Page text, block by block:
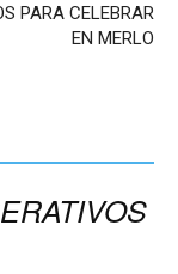
PARA CELEBRAR
EN MERLO